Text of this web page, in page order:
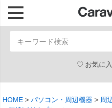
お気に
HOME パソコン・周辺機器 周